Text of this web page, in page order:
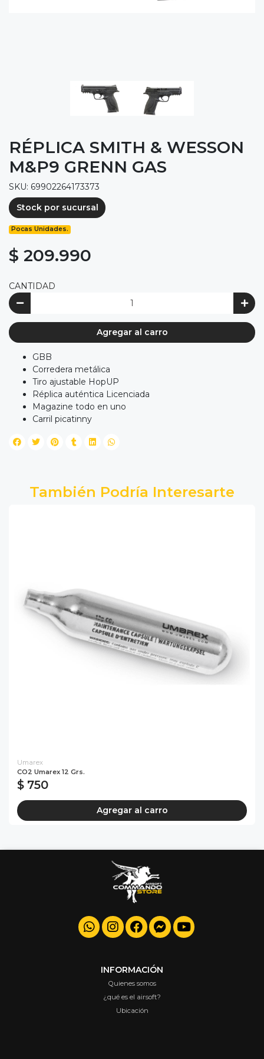
RÉPLICA SMITH & WESSON
M&P9 GRENN GAS
SKU: 69902264173373
Stock por sucursal
Pocas Unidades.
$ 209.990
CANTIDAD
Agregar al carro
GBB
Corredera metálica
Tiro ajustable HopUP
Réplica auténtica Licenciada
Magazine todo en uno
Carril picatinny
También Podría Interesarte
Umarex
CO2 Umarex 12 Grs.
$ 750
Agregar al carro
INFORMACIÓN
Quienes somos
¿qué es el airsoft?
Ubicación